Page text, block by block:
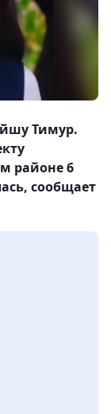
Тимур.
районе 6
сообщает